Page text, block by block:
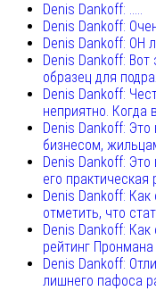
Denis Dankoff: .....
Denis Dankoff:
Denis Dankoff: ОН
Denis Dankoff:
образец для
Denis Dankoff:
неприятно. Когда
Denis Dankoff:
бизнесом,
Denis Dankoff:
его практическая
Denis Dankoff:
отметить, что
Denis Dankoff:
рейтинг
Denis Dankoff:
лишнего пафоса